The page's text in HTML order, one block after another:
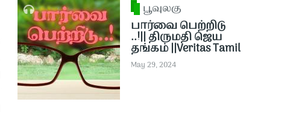
பூவுலகு
பார்வை பெற்றிடு
..!|| திருமதி ஜெய
தங்கம் ||Veritas Tamil
May 29, 2024